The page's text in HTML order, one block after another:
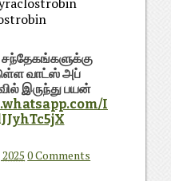
சந்தேகங்களுக்கு
வாட்ஸ் அப்
இருந்து பயன்
I
0 Comments